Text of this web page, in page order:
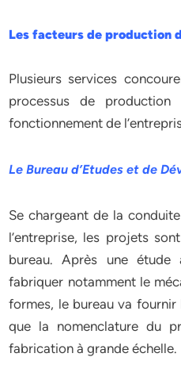
Les facteurs de production
Plusieurs services
processus de
fonctionnement de
Le Bureau d’Etudes et de
Se chargeant de la
l’entreprise, les projets
bureau. Après une
fabriquer notamment le
formes, le bureau va fournir
que la nomenclature du
fabrication à grande échelle.